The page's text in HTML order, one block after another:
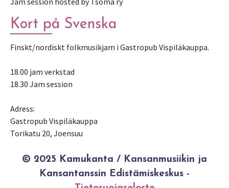
Kort på Svenska
Finskt/nordiskt folkmusikjam i Gastropub Vispiläkauppa.
18.00 jam verkstad
18.30 Jam session
Adress:
Gastropub Vispiläkauppa
Torikatu 20, Joensuu
© 2025 Kamukanta / Kansanmusiikin ja
Kansantanssin Edistämiskeskus -